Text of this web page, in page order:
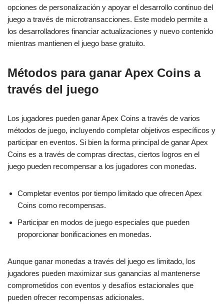
opciones de personalización y apoyar el desarrollo continuo del
juego a través de microtransacciones. Este modelo permite a
los desarrolladores financiar actualizaciones y nuevo contenido
mientras mantienen el juego base gratuito.
Métodos para ganar Apex Coins a
través del juego
Los jugadores pueden ganar Apex Coins a través de varios
métodos de juego, incluyendo completar objetivos específicos y
participar en eventos. Si bien la forma principal de ganar Apex
Coins es a través de compras directas, ciertos logros en el
juego pueden recompensar a los jugadores con monedas.
Completar eventos por tiempo limitado que ofrecen Apex
Coins como recompensas.
Participar en modos de juego especiales que pueden
proporcionar bonificaciones en monedas.
Aunque ganar monedas a través del juego es limitado, los
jugadores pueden maximizar sus ganancias al mantenerse
comprometidos con eventos y desafíos estacionales que
pueden ofrecer recompensas adicionales.